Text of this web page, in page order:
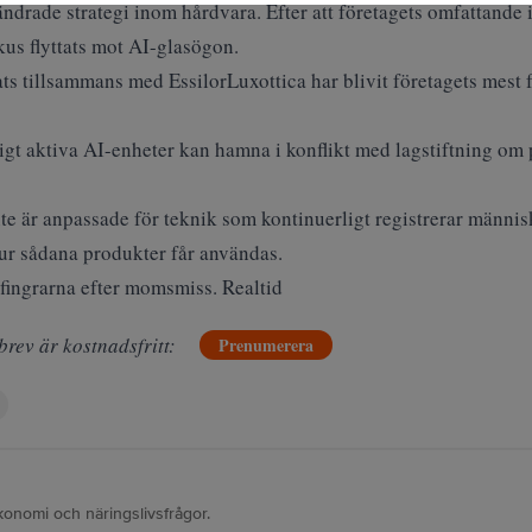
strategi inom hårdvara. Efter att företagets
flyttats mot AI-glasögon.
tillsammans med EssilorLuxottica har blivit företagets
aktiva AI-enheter kan hamna i konflikt med lagstiftning
är anpassade för teknik som kontinuerligt registrerar
sådana produkter får användas.
efter momsmiss. Realtid
är kostnadsfritt: Prenumerera
och näringslivsfrågor.